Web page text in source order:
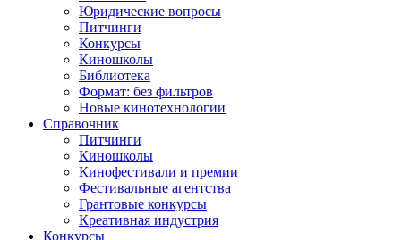
Юридические вопросы
Питчинги
Конкурсы
Киношколы
Библиотека
Формат: без фильтров
Новые кинотехнологии
Справочник
Питчинги
Киношколы
Кинофестивали и премии
Фестивальные агентства
Грантовые конкурсы
Креативная индустрия
Конкурсы